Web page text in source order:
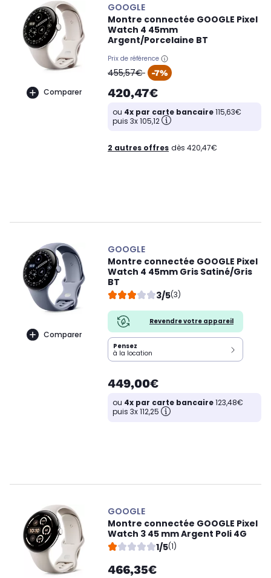
Comparer
GOOGLE
Montre connectée GOOGLE Pixel
Watch 4 45mm
Argent/Porcelaine BT
Prix de référence
oldPrice
455,57€ -7%
420,47€
ou 4x par carte bancaire115,63€
puis 3x 105,12
2 autres offres dès 420,47€
Comparer
GOOGLE
Montre connectée GOOGLE Pixel
Watch 4 45mm Gris Satiné/Gris
BT
3/5(3)
Revendre votre appareil
Pensez
à la location
449,00€
ou 4x par carte bancaire123,48€
puis 3x 112,25
GOOGLE
Montre connectée GOOGLE Pixel
Watch 3 45 mm Argent Poli 4G
1/5(1)
466,35€